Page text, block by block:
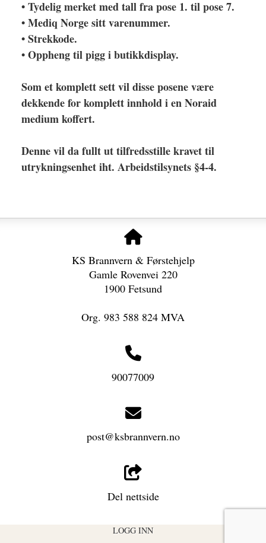
• Tydelig merket med tall fra pose 1. til pose 7.
• Mediq Norge sitt varenummer.
• Strekkode.
• Oppheng til pigg i butikkdisplay.
Som et komplett sett vil disse posene være
dekkende for komplett innhold i en Noraid
medium koffert.
Denne vil da fullt ut tilfredsstille kravet til
utrykningsenhet iht. Arbeidstilsynets §4-4.
KS Brannvern & Førstehjelp
Gamle Rovenvei 220
1900 Fetsund
Org. 983 588 824 MVA
90077009
post@ksbrannvern.no
Del nettside
LOGG INN